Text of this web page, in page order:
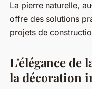
La pierre naturelle,
offre des solutions
projets de
L'élégance de
la décoration